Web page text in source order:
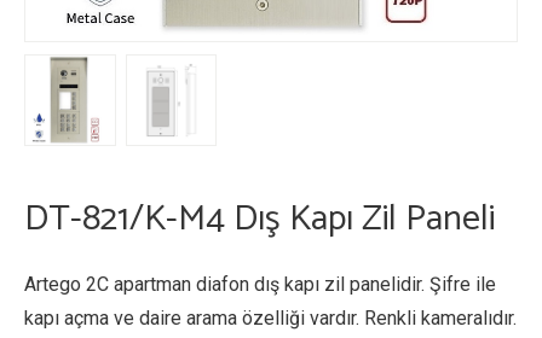
DT-821/K-M4 Dış Kapı Zil Paneli
Artego 2C apartman diafon dış kapı zil panelidir. Şifre ile
kapı açma ve daire arama özelliği vardır. Renkli kameralıdır.